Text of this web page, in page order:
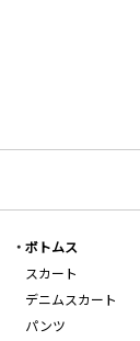
ボトムス
スカート
デニムスカート
パンツ